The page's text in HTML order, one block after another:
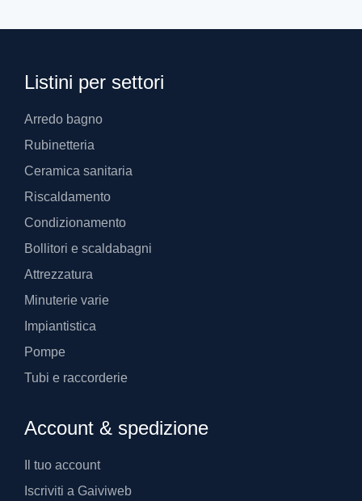
Listini per settori
Arredo bagno
Rubinetteria
Ceramica sanitaria
Riscaldamento
Condizionamento
Bollitori e scaldabagni
Attrezzatura
Minuterie varie
Impiantistica
Pompe
Tubi e raccorderie
Account & spedizione
Il tuo account
Iscriviti a Gaiviweb